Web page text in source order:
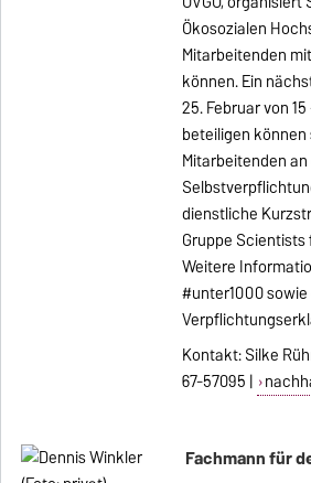
Ökosozialen
Mitarbeitenden
können. Ein
25. Februar von
beteiligen können
Mitarbeitenden
dienstliche
Gruppe
Weitere
#unter1000 sowie
Kontakt: Silke
67-57095 |
Fachmann für